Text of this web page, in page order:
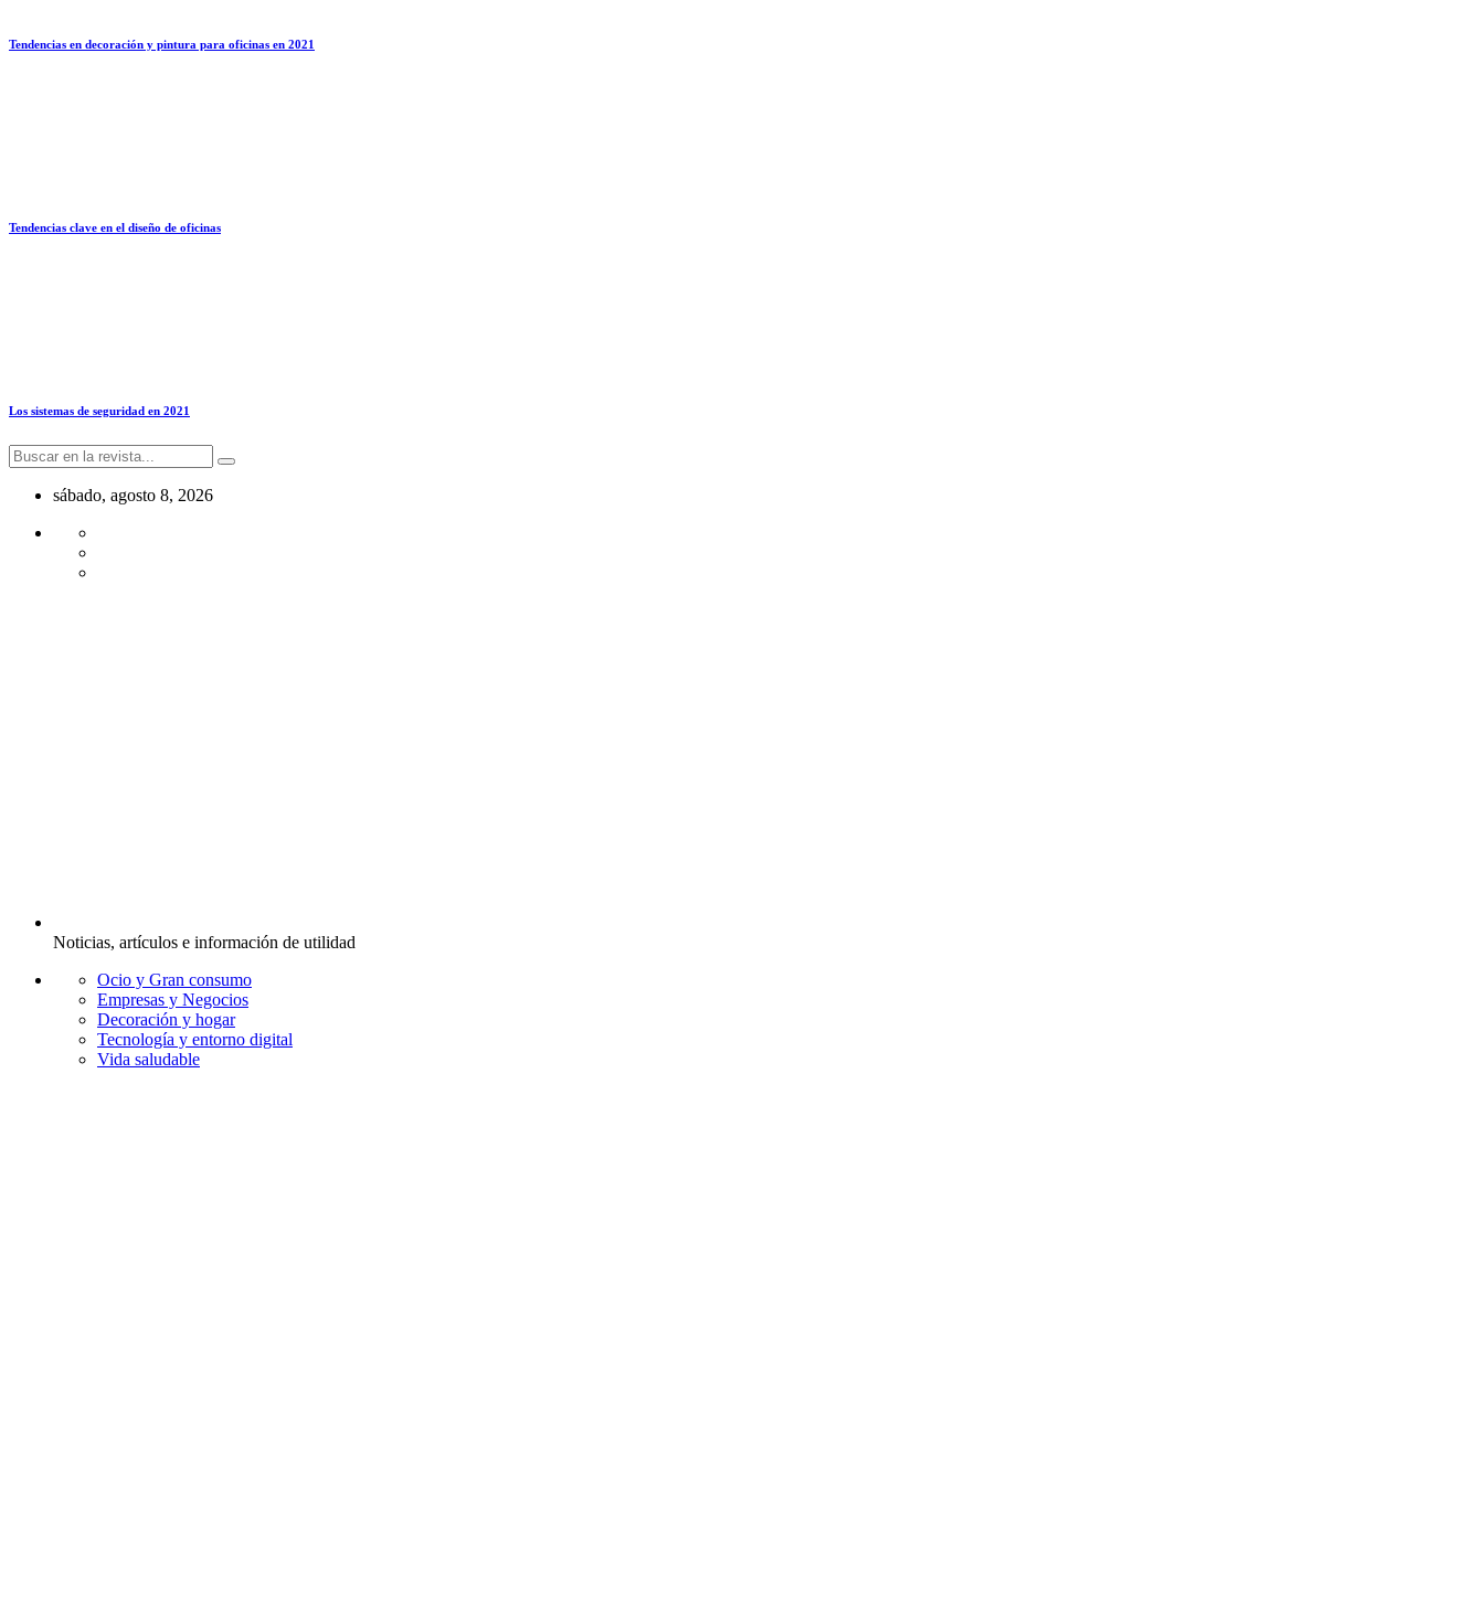
Tendencias en decoración y pintura para oficinas en 2021
Tendencias clave en el diseño de oficinas
Los sistemas de seguridad en 2021
sábado, agosto 8, 2026
Noticias, artículos e información de utilidad
Ocio y Gran consumo
Empresas y Negocios
Decoración y hogar
Tecnología y entorno digital
Vida saludable